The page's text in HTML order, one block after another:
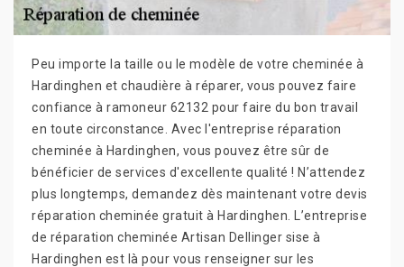
Peu importe la taille ou le modèle de votre cheminée à
Hardinghen et chaudière à réparer, vous pouvez faire
confiance à ramoneur 62132 pour faire du bon travail
en toute circonstance. Avec l'entreprise réparation
cheminée à Hardinghen, vous pouvez être sûr de
bénéficier de services d'excellente qualité ! N’attendez
plus longtemps, demandez dès maintenant votre devis
réparation cheminée gratuit à Hardinghen. L’entreprise
de réparation cheminée Artisan Dellinger sise à
Hardinghen est là pour vous renseigner sur les